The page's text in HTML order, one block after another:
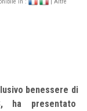
benessere di
ha presentato